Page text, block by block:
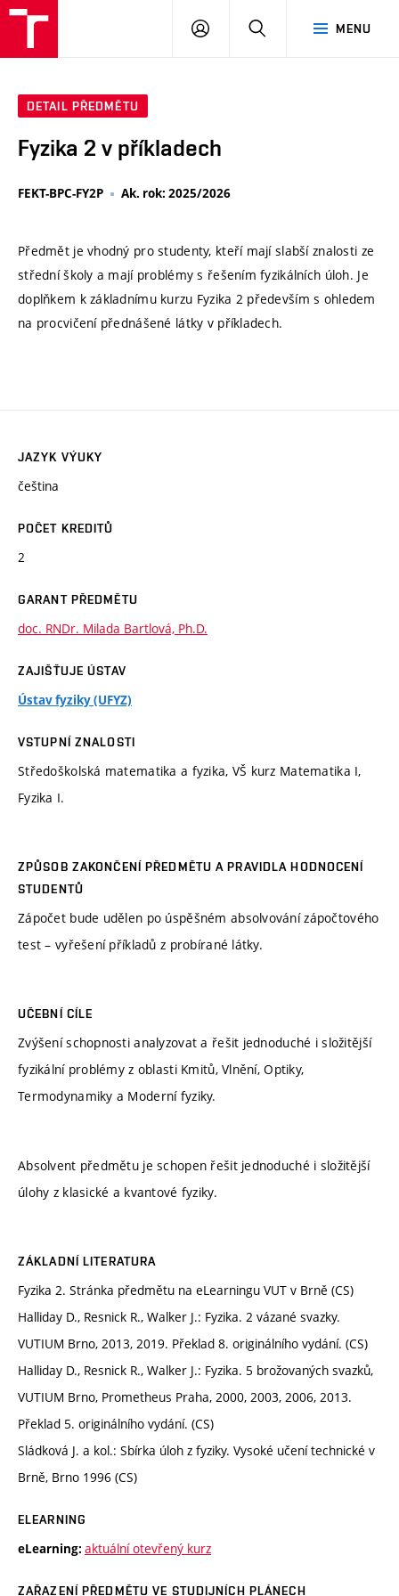
MENU
PŘIHLÁSIT
DETAIL PŘEDMĚTU
Fyzika 2 v příkladech
FEKT-BPC-FY2P Ak. rok: 2025/2026
Předmět je vhodný pro studenty, kteří mají slabší znalosti ze
střední školy a mají problémy s řešením fyzikálních úloh. Je
doplňkem k základnímu kurzu Fyzika 2 především s ohledem
na procvičení přednášené látky v příkladech.
JAZYK VÝUKY
čeština
POČET KREDITŮ
2
GARANT PŘEDMĚTU
doc. RNDr. Milada Bartlová, Ph.D.
ZAJIŠŤUJE ÚSTAV
Ústav fyziky (UFYZ)
VSTUPNÍ ZNALOSTI
Středoškolská matematika a fyzika, VŠ kurz Matematika I,
Fyzika I.
ZPŮSOB ZAKONČENÍ PŘEDMĚTU A PRAVIDLA HODNOCENÍ
STUDENTŮ
Zápočet bude udělen po úspěšném absolvování zápočtového
test – vyřešení příkladů z probírané látky.
UČEBNÍ CÍLE
Zvýšení schopnosti analyzovat a řešit jednoduché i složitější
fyzikální problémy z oblasti Kmitů, Vlnění, Optiky,
Termodynamiky a Moderní fyziky.
Absolvent předmětu je schopen řešit jednoduché i složitější
úlohy z klasické a kvantové fyziky.
ZÁKLADNÍ LITERATURA
Fyzika 2. Stránka předmětu na eLearningu VUT v Brně (CS)
Halliday D., Resnick R., Walker J.: Fyzika. 2 vázané svazky.
VUTIUM Brno, 2013, 2019. Překlad 8. originálního vydání. (CS)
Halliday D., Resnick R., Walker J.: Fyzika. 5 brožovaných svazků,
VUTIUM Brno, Prometheus Praha, 2000, 2003, 2006, 2013.
Překlad 5. originálního vydání. (CS)
Sládková J. a kol.: Sbírka úloh z fyziky. Vysoké učení technické v
Brně, Brno 1996 (CS)
ELEARNING
eLearning: aktuální otevřený kurz
ZAŘAZENÍ PŘEDMĚTU VE STUDIJNÍCH PLÁNECH